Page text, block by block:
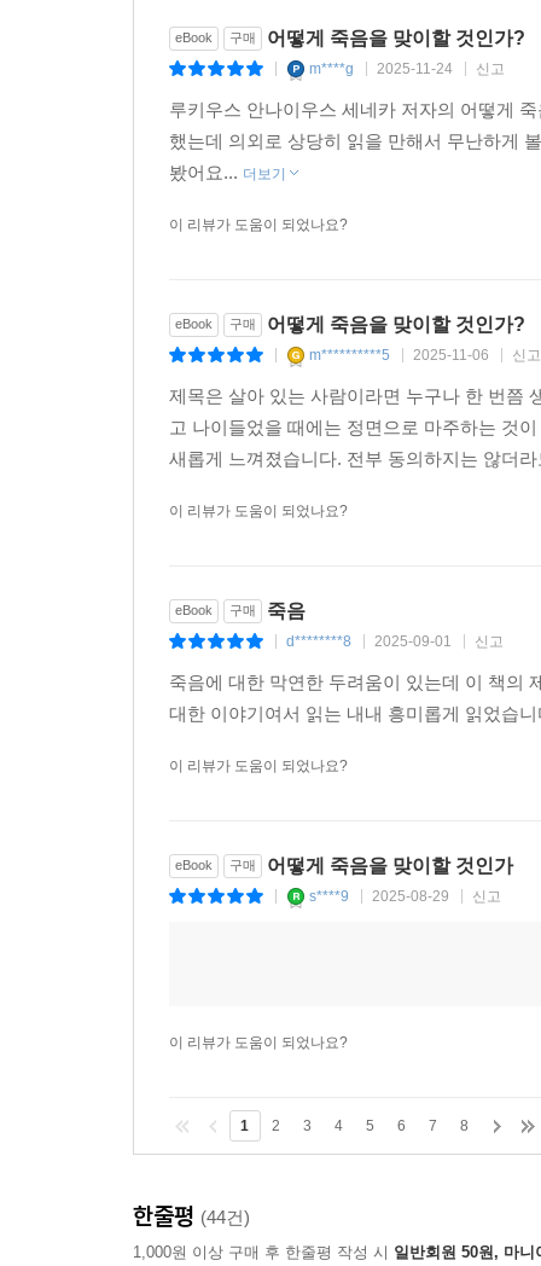
세네카는 황제 암살 음모에 공모했다는 혐의로
세네카의 자살을 묘사한 타키투스의 『연대기』
eBook 구매 어떻게 죽음을 맞이할 것인가?
m****g 2025-11-24 신고
루키우스 안나이우스 세네카 저자의 어떻게
했는데 의외로 상당히 읽을 만해서 무난하게
봤어요... 더보기
이 리뷰가 도움이 되었나요?
eBook 구매 어떻게 죽음을 맞이할 것인가?
m**********5 2025-11-06 신고
제목은 살아 있는 사람이라면 누구나 한 번쯤
고 나이들었을 때에는 정면으로 마주하는 것
새롭게 느껴졌습니다. 전부 동의하지는 않더
이 리뷰가 도움이 되었나요?
eBook 구매 죽음
d********8 2025-09-01 신고
죽음에 대한 막연한 두려움이 있는데 이 책의
대한 이야기여서 읽는 내내 흥미롭게 읽었습
이 리뷰가 도움이 되었나요?
eBook 구매 어떻게 죽음을 맞이할 것인가
s****9 2025-08-29 신고
이 리뷰가 도움이 되었나요?
1 2 3 4 5 6 7 8
한줄평 (44건)
1,000원 이상 구매 후 한줄평 작성 시 일반회원 50원, 마니